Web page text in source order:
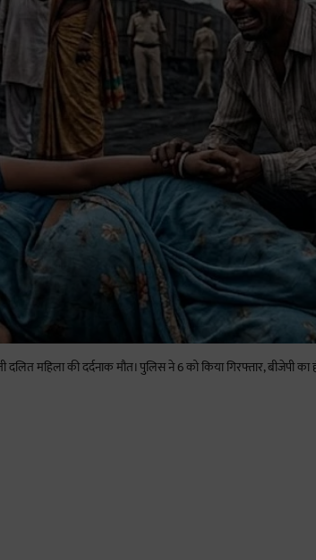
महिला की दर्दनाक मौत। पुलिस ने 6 को किया गिरफ्तार, बीजेपी का